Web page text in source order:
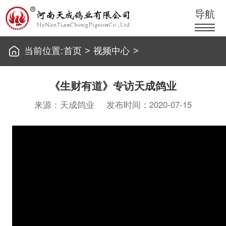
导航
当前位置:首页 > 视频中心 >
《生财有道》专访天成鸽业
来源：天成鸽业 发布时间：2020-07-15